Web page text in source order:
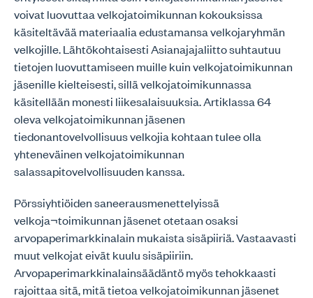
voivat luovuttaa velkojatoimikunnan kokouksissa
käsiteltävää materiaalia edustamansa velkojaryhmän
velkojille. Lähtökohtaisesti Asianajajaliitto suhtautuu
tietojen luovuttamiseen muille kuin velkojatoimikunnan
jäsenille kielteisesti, sillä velkojatoimikunnassa
käsitellään monesti liikesalaisuuksia. Artiklassa 64
oleva velkojatoimikunnan jäsenen
tiedonantovelvollisuus velkojia kohtaan tulee olla
yhteneväinen velkojatoimikunnan
salassapitovelvollisuuden kanssa.
Pörssiyhtiöiden saneerausmenettelyissä
velkoja¬toimikunnan jäsenet otetaan osaksi
arvopaperimarkkinalain mukaista sisäpiiriä. Vastaavasti
muut velkojat eivät kuulu sisäpiiriin.
Arvopaperimarkkinalainsäädäntö myös tehokkaasti
rajoittaa sitä, mitä tietoa velkojatoimikunnan jäsenet